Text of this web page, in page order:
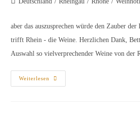
aber das auszusprechen würde den Zauber
trifft Rhein - die Weine. Herzlichen Dank,
Auswahl so vielverprechender Weine von der
Weiterlesen
Ich
Denke,